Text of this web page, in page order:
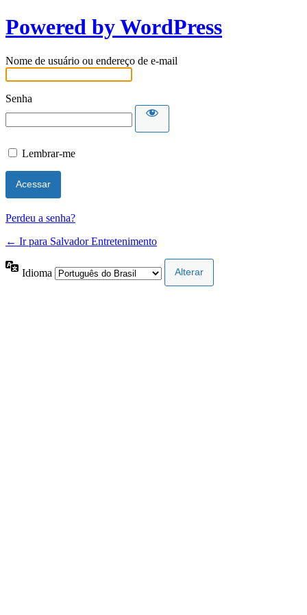
Powered by WordPress
Nome de usuário ou endereço de e-mail
Senha
Lembrar-me
Perdeu a senha?
← Ir para Salvador Entretenimento
Idioma